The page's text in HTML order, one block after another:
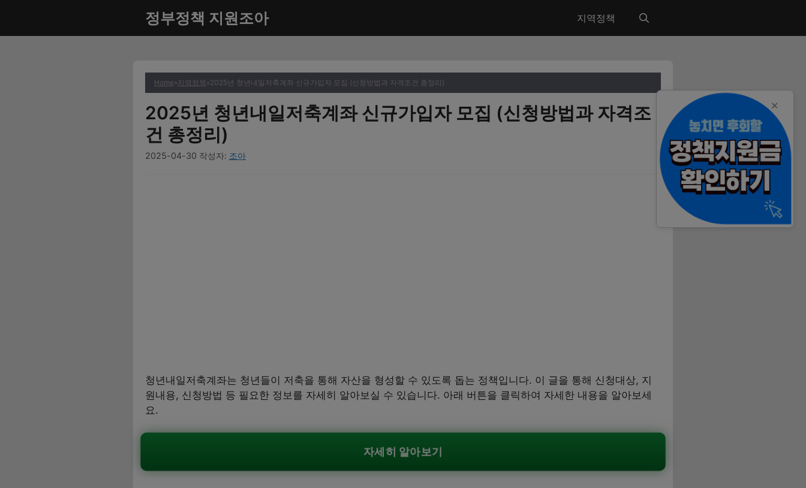
츠
정부정책 지원조아 지역정책
Home»지역정책 »2025년 청년내일저축계좌 신규가입자 모집 (신청방법과 자격조건 총정리)
2025년 청년내일저축계좌 신규가입자 모집 (신청방법과 자격조
건 총정리)
2025-04-30 작성자: 조아
청년내일저축계좌는 청년들이 저축을 통해 자산을 형성할 수 있도록 돕는 정책입니다. 이 글을 통해 신청대상, 지
원내용, 신청방법 등 필요한 정보를 자세히 알아보실 수 있습니다. 아래 버튼을 클릭하여 자세한 내용을 알아보세
요.
자세히 알아보기
✕